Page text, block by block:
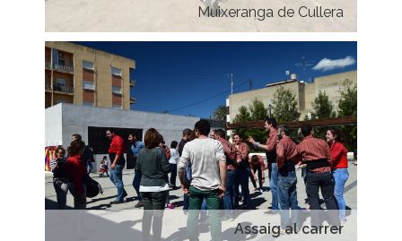
Muixeranga de Cullera
Assaig al carrer